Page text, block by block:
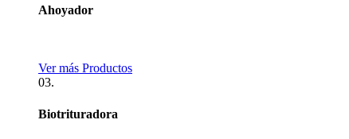
Ahoyador
Ver más Productos
03.
Biotrituradora